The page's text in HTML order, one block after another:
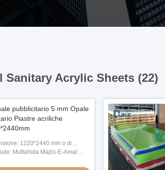
Sanitary Acrylic Sheets (22)
pubblicitario 5 mm Opale
Piastre acriliche
1220*2440 mm o di
dimensione
Muttahida Majlis-E-Amal